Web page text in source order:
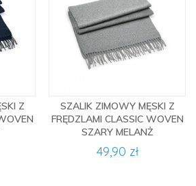
Z
SZALIK ZIMOWY MĘSKI Z
FRĘDZLAMI CLASSIC WOVEN
SZARY MELANŻ
49,90 zł